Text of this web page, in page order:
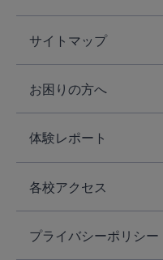
サイトマップ
お困りの方へ
体験レポート
各校アクセス
プライバシーポリシー